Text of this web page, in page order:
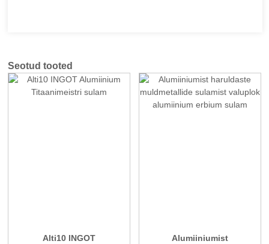
Seotud tooted
Alti10 INGOT
Alumiiniumist